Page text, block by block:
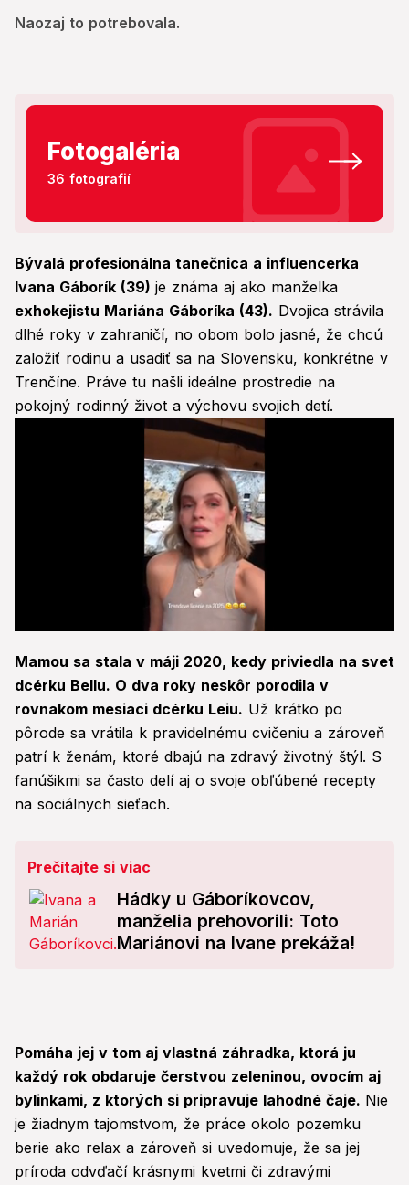
Naozaj to potrebovala.
Fotogaléria
36 fotografií
Bývalá profesionálna tanečnica a influencerka
Ivana Gáborík (39) je známa aj ako manželka
exhokejistu Mariána Gáboríka (43). Dvojica strávila
dlhé roky v zahraničí, no obom bolo jasné, že chcú
založiť rodinu a usadiť sa na Slovensku, konkrétne v
Trenčíne. Práve tu našli ideálne prostredie na
pokojný rodinný život a výchovu svojich detí.
of
26
seconds
Mamou sa stala v máji 2020, kedy priviedla na svet
dcérku Bellu. O dva roky neskôr porodila v
rovnakom mesiaci dcérku Leiu. Už krátko po
pôrode sa vrátila k pravidelnému cvičeniu a zároveň
patrí k ženám, ktoré dbajú na zdravý životný štýl. S
fanúšikmi sa často delí aj o svoje obľúbené recepty
na sociálnych sieťach.
Prečítajte si viac
Hádky u Gáboríkovcov,
manželia prehovorili: Toto
Mariánovi na Ivane prekáža!
Pomáha jej v tom aj vlastná záhradka, ktorá ju
každý rok obdaruje čerstvou zeleninou, ovocím aj
bylinkami, z ktorých si pripravuje lahodné čaje. Nie
je žiadnym tajomstvom, že práce okolo pozemku
berie ako relax a zároveň si uvedomuje, že sa jej
príroda odvďačí krásnymi kvetmi či zdravými